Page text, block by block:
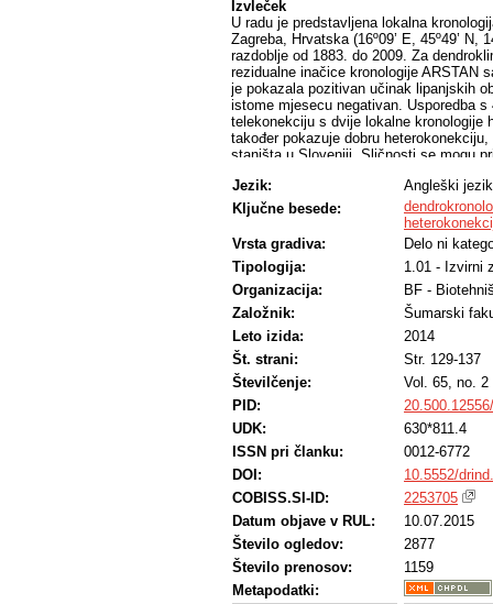
Izvleček
U radu je predstavljena lokalna
Zagreba, Hrvatska (16º09’ E, 45º49’
razdoblje od 1883. do 2009. Za
rezidualne inačice kronologije ARSTAN
je pokazala pozitivan učinak lipanjskih
istome mjesecu negativan. Usporedba
telekonekciju s dvije lokalne
također pokazuje dobru
staništa u Sloveniji. Sličnosti se mogu
hrasta u Hrvatskoj i susjednim
objekata kulturne baštine.
Jezik:
Angleški jezik
Ključne besede:
Vrsta gradiva:
Delo ni
Tipologija:
1.01 - Izvirni
Organizacija:
BF -
Založnik:
Šumarski
Leto izida:
2014
Št. strani:
Str. 129-137
Številčenje:
Vol. 65, no. 2
PID:
UDK:
630*811.4
ISSN pri članku:
0012-6772
DOI:
10.5552/
COBISS.SI-ID:
2253705
Datum objave v RUL:
10.07.2015
Število ogledov:
2877
Število prenosov:
1159
Metapodatki: